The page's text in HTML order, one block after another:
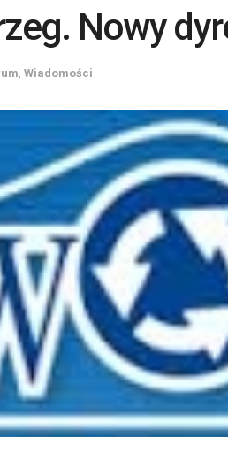
Nowy
Wiadomości